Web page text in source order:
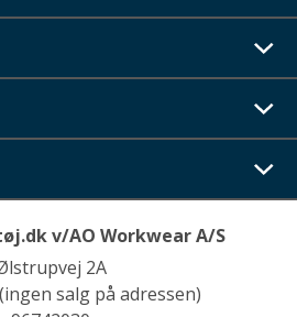
v/AO Workwear A/S
2A
salg på adressen)